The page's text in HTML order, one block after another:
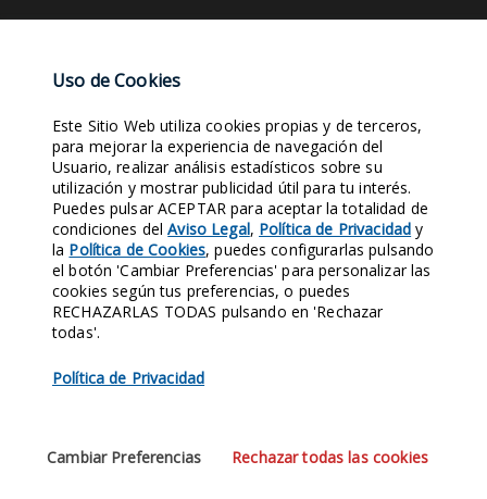
NUBE DE TAGS
PARTICIPA RETRATOS ANTIGUOS FOTOS ANTIGUAS
COLABORACIÓN SIGLO XVIII YOUTUBE SIGLO XVI LEYENDAS
FOTOS DE MILITARES
Entra en nuestras Redes Sociales y síguenos. Conocerás nuestra
Historia al instante.
1970
FACEBOOK
421
X
124
Uso de Cookies
Este Sitio Web utiliza cookies propias y de terceros,
para mejorar la experiencia de navegación del
Usuario, realizar análisis estadísticos sobre su
utilización y mostrar publicidad útil para tu interés.
Puedes pulsar ACEPTAR para aceptar la totalidad de
condiciones delAviso Legal, Política de Privacidad y
la Política de Cookies, puedes configurarlas pulsando
el botón 'Cambiar Preferencias' para personalizar las
cookies según tus preferencias, o puedes
RECHAZARLAS TODAS pulsando en 'Rechazar
todas'.
Política de Privacidad
Cambiar Preferencias Rechazar todas las cookies